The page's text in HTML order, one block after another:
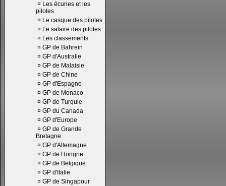
¤ Les écuries et les
pilotes
¤ Le casque des pilotes
¤ Le salaire des pilotes
¤ Les classements
¤ GP de Bahrein
¤ GP d'Australie
¤ GP de Malaisie
¤ GP de Chine
¤ GP d'Espagne
¤ GP de Monaco
¤ GP de Turquie
¤ GP du Canada
¤ GP d'Europe
¤ GP de Grande
Bretagne
¤ GP d'Allemagne
¤ GP de Hongrie
¤ GP de Belgique
¤ GP d'Italie
¤ GP de Singapour